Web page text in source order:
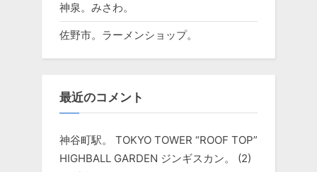
神泉。みさわ。
佐野市。ラーメンショップ。
最近のコメント
神谷町駅。 TOKYO TOWER “ROOF TOP”
HIGHBALL GARDEN ジンギスカン。 (2)